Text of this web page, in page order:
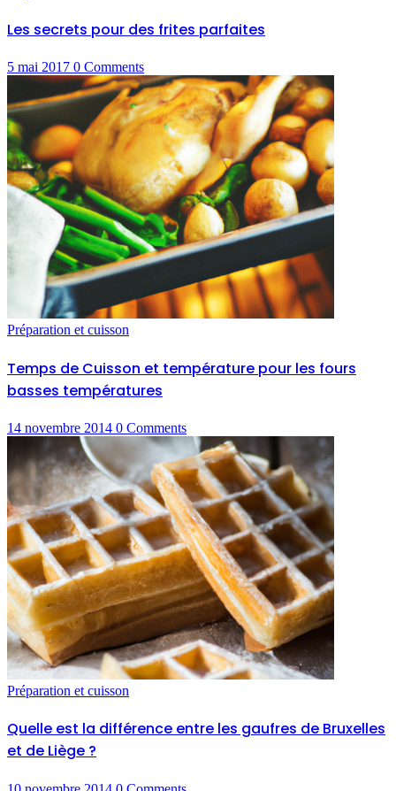
Les secrets pour des frites parfaites
5 mai 2017 0 Comments
Préparation et cuisson
Temps de Cuisson et température pour les fours
basses températures
14 novembre 2014 0 Comments
Préparation et cuisson
Quelle est la différence entre les gaufres de Bruxelles
et de Liège ?